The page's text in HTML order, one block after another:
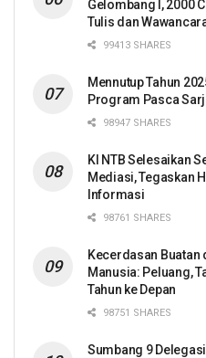
Gelombang I, 2000
Tulis dan
99413 SHARES
Mennutup Tahun
Program Pasca
98947 SHARES
KI NTB Selesaikan
Mediasi, Tegaskan
Informasi
98761 SHARES
Kecerdasan Buatan
Manusia: Peluang,
Tahun ke Depan
98751 SHARES
Sumbang 9